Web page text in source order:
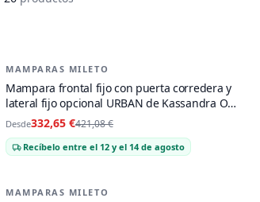
- 21 %
MAMPARAS MILETO
Mampara frontal fijo con puerta corredera y
lateral fijo opcional URBAN de Kassandra Oro
Cepillado
Desde332,65 €421,08 €
Recíbelo entre el 12 y el 14 de agosto
- 21 %
MAMPARAS MILETO